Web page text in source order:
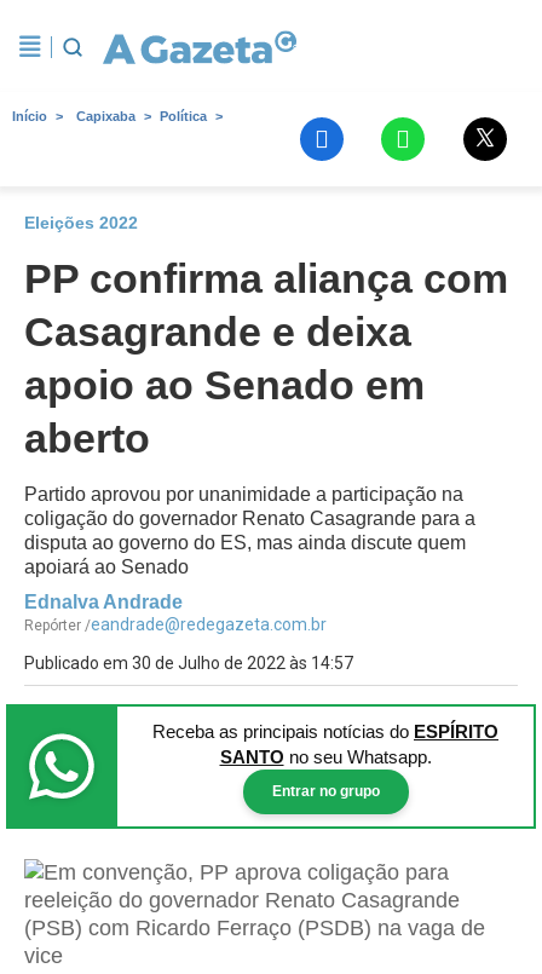
Início Capixaba Política
Eleições 2022
PP confirma aliança com
Casagrande e deixa
apoio ao Senado em
aberto
Partido aprovou por unanimidade a participação na
coligação do governador Renato Casagrande para a
disputa ao governo do ES, mas ainda discute quem
apoiará ao Senado
Ednalva Andrade
Repórter /eandrade@redegazeta.com.br
Publicado em 30 de Julho de 2022 às 14:57
Receba as principais notícias do ESPÍRITO
SANTO no seu Whatsapp.
Entrar no grupo